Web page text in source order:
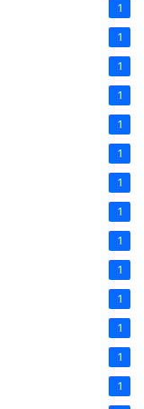
1
1
1
1
1
1
1
1
1
1
1
1
1
1